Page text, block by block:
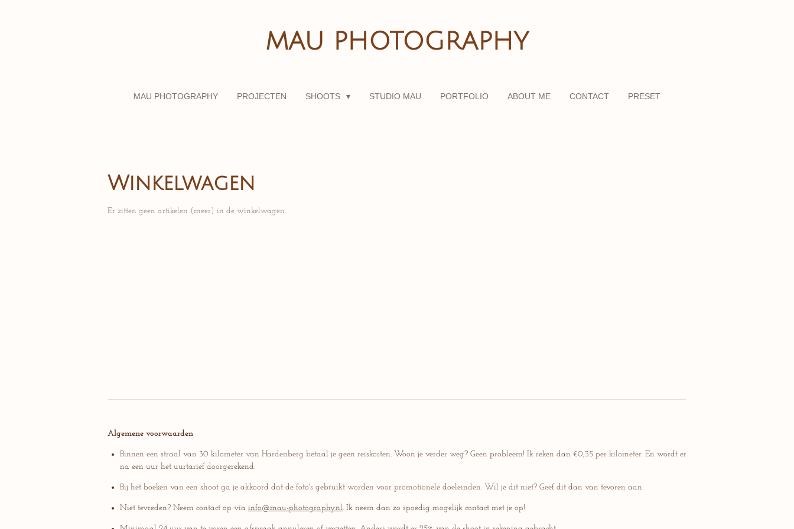
MAU PHOTOGRAPHY
MAU PHOTOGRAPHY PROJECTEN SHOOTS STUDIO MAU PORTFOLIO ABOUT ME CONTACT PRESET
Winkelwagen
Er zitten geen artikelen (meer) in de winkelwagen.
Algemene voorwaarden
Binnen een straal van 30 kilometer van Hardenberg betaal je geen reiskosten. Woon je verder weg? Geen probleem! Ik reken dan €0,35 per kilometer. En wordt er
na een uur het uurtarief doorgerekend.
Bij het boeken van een shoot ga je akkoord dat de foto's gebruikt worden voor promotionele doeleinden. Wil je dit niet? Geef dit dan van tevoren aan.
Niet tevreden? Neem contact op via info@mau-photography.nl. Ik neem dan zo spoedig mogelijk contact met je op!